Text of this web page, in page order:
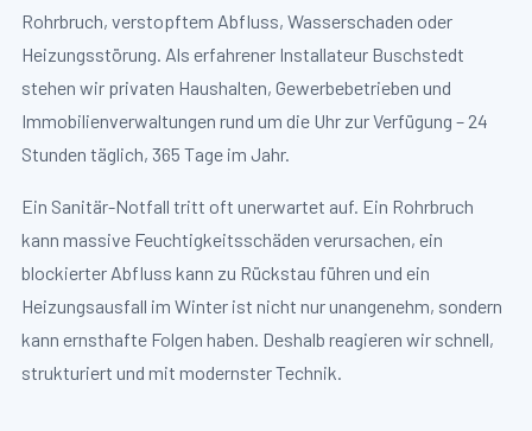
Rohrbruch, verstopftem Abfluss, Wasserschaden oder
Heizungsstörung. Als erfahrener Installateur Buschstedt
stehen wir privaten Haushalten, Gewerbebetrieben und
Immobilienverwaltungen rund um die Uhr zur Verfügung – 24
Stunden täglich, 365 Tage im Jahr.
Ein Sanitär-Notfall tritt oft unerwartet auf. Ein Rohrbruch
kann massive Feuchtigkeitsschäden verursachen, ein
blockierter Abfluss kann zu Rückstau führen und ein
Heizungsausfall im Winter ist nicht nur unangenehm, sondern
kann ernsthafte Folgen haben. Deshalb reagieren wir schnell,
strukturiert und mit modernster Technik.